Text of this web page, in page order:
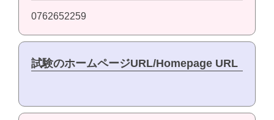
0762652259
試験のホームページURL/Homepage URL